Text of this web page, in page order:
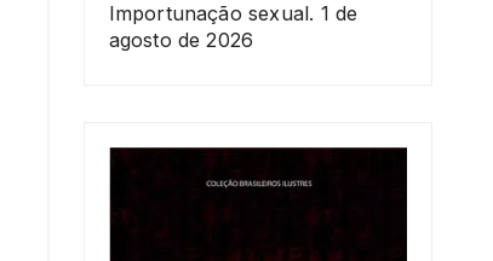
Importunação sexual. 1 de
agosto de 2026